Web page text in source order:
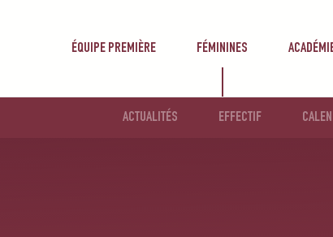
ÉQUIPE PREMIÈRE FÉMININES
ACTUALITÉS EFFECTIF